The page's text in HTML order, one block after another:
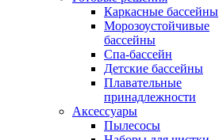
Каркасные бассейны
Морозоустойчивые
бассейны
Спа-бассейн
Детские бассейны
Плавательные
принадлежности
Аксессуары
Пылесосы